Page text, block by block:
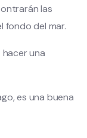
las
fondo del mar.
una
es una buena